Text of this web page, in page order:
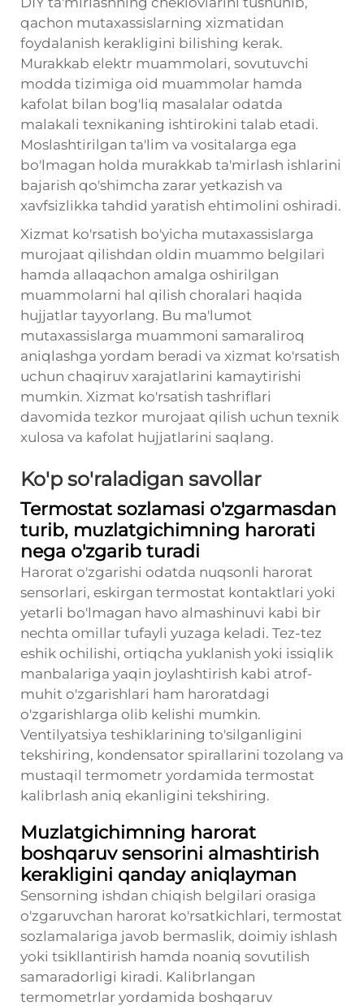
qachon mutaxassislarning xizmatidan
foydalanish kerakligini bilishing kerak.
Murakkab elektr muammolari, sovutuvchi
modda tizimiga oid muammolar hamda
kafolat bilan bog'liq masalalar odatda
malakali texnikaning ishtirokini talab etadi.
Moslashtirilgan ta'lim va vositalarga ega
bo'lmagan holda murakkab ta'mirlash ishlarini
bajarish qo'shimcha zarar yetkazish va
xavfsizlikka tahdid yaratish ehtimolini oshiradi.
Xizmat ko'rsatish bo'yicha mutaxassislarga
murojaat qilishdan oldin muammo belgilari
hamda allaqachon amalga oshirilgan
muammolarni hal qilish choralari haqida
hujjatlar tayyorlang. Bu ma'lumot
mutaxassislarga muammoni samaraliroq
aniqlashga yordam beradi va xizmat ko'rsatish
uchun chaqiruv xarajatlarini kamaytirishi
mumkin. Xizmat ko'rsatish tashriflari
davomida tezkor murojaat qilish uchun texnik
xulosa va kafolat hujjatlarini saqlang.
Ko'p so'raladigan savollar
Termostat sozlamasi o'zgarmasdan
turib, muzlatgichimning harorati
nega o'zgarib turadi
Harorat o'zgarishi odatda nuqsonli harorat
sensorlari, eskirgan termostat kontaktlari yoki
yetarli bo'lmagan havo almashinuvi kabi bir
nechta omillar tufayli yuzaga keladi. Tez-tez
eshik ochilishi, ortiqcha yuklanish yoki issiqlik
manbalariga yaqin joylashtirish kabi atrof-
muhit o'zgarishlari ham haroratdagi
o'zgarishlarga olib kelishi mumkin.
Ventilyatsiya teshiklarining to'silganligini
tekshiring, kondensator spirallarini tozolang va
mustaqil termometr yordamida termostat
kalibrlash aniq ekanligini tekshiring.
Muzlatgichimning harorat
boshqaruv sensorini almashtirish
kerakligini qanday aniqlayman
Sensorning ishdan chiqish belgilari orasiga
o'zgaruvchan harorat ko'rsatkichlari, termostat
sozlamalariga javob bermaslik, doimiy ishlash
yoki tsikllantirish hamda noaniq sovutilish
samaradorligi kiradi. Kalibrlangan
termometrlar yordamida boshqaruv